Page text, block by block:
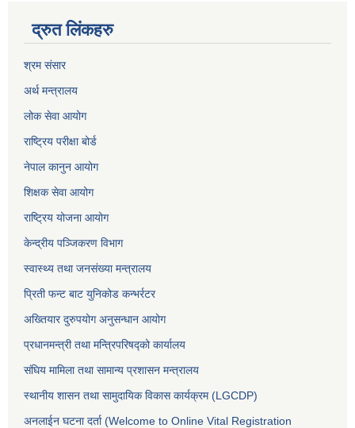
द्रुत लिंकहरु
श्रम संसार
अर्थ मन्त्रालय
लोक सेवा आयोग
राष्ट्रिय परीक्षा बोर्ड
नेपाल कानुन आयोग
शिक्षक सेवा आयोग
राष्ट्रिय योजना आयोग
केन्द्रीय पञ्जिकरण विभाग
स्वास्थ्य तथा जनसंख्या मन्त्रालय
प्रिती फन्ट बाट युनिकोड कन्भर्रटर
अख्तियार दुरुपयोग अनुसन्धान आयोग
प्रधानमन्त्री तथा मन्त्रिपरिषद्को कार्यालय
संघिय मामिला तथा सामान्य प्रशासन मन्त्रालय
स्थानीय शासन तथा सामुदायिक विकास कार्यक्रम (LGCDP)
अनलाईन घटना दर्ता (Welcome to Online Vital Registration